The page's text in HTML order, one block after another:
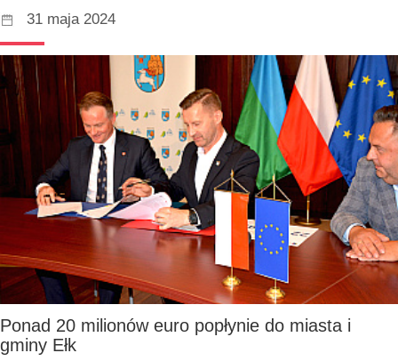
31 maja 2024
Ponad 20 milionów euro popłynie do miasta i
gminy Ełk